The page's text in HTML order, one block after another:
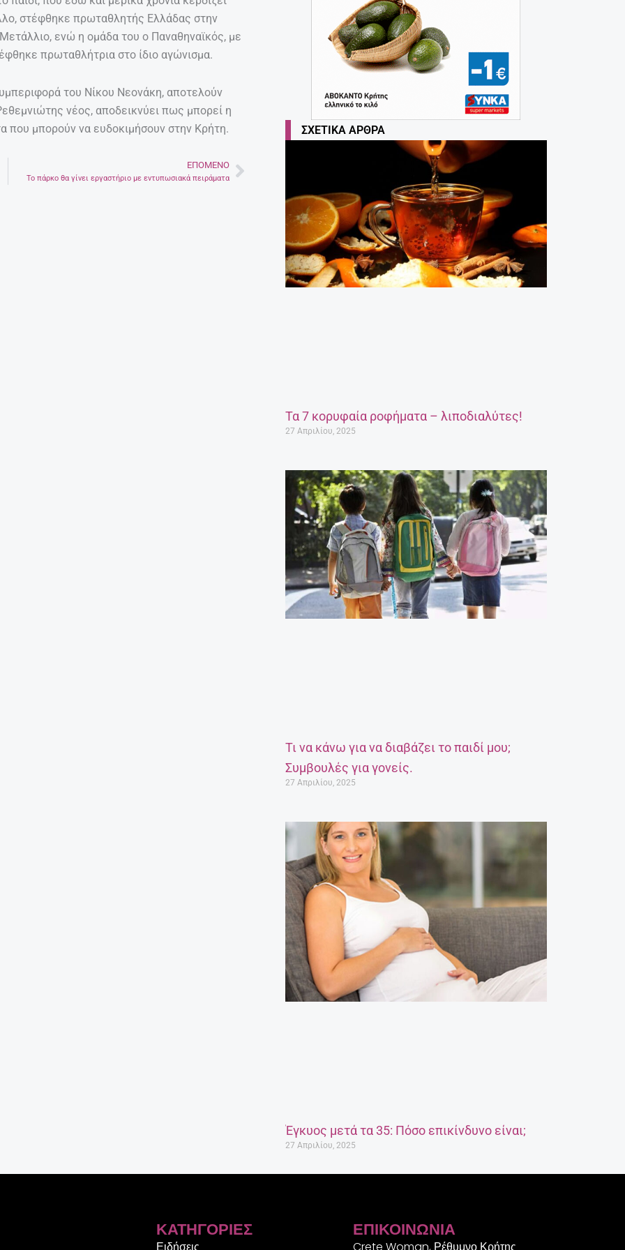
στέφθηκε πρωταθλητής Ελλάδας στην
ενώ η ομάδα του ο Παναθηναϊκός, με
πρωταθλήτρια στο ίδιο αγώνισμα.
του Νίκου Νεονάκη, αποτελούν
νέος, αποδεικνύει πως μπορεί η
που μπορούν να ευδοκιμήσουν στην Κρήτη.
ΕΠΌΜΕΝΟ
Το πάρκο θα γίνει εργαστήριο με εντυπωσιακά πειράματαNext
ΣΧΕΤΙΚΆ ΆΡΘΡΑ
Τα 7 κορυφαία ροφήματα – λιποδιαλύτες!
27 Απριλίου, 2025
Τι να κάνω για να διαβάζει το παιδί μου;
Συμβουλές για γονείς.
27 Απριλίου, 2025
Έγκυος μετά τα 35: Πόσο επικίνδυνο είναι;
27 Απριλίου, 2025
ΚΑΤΗΓΟΡΊΕΣ ΕΠΙΚΟΙΝΩΝΊΑ